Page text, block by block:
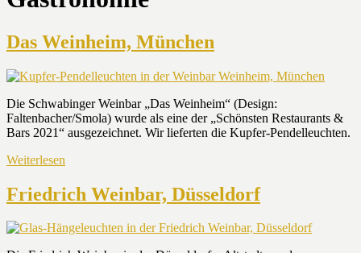
Das Weinheim, München
Die Schwabinger Weinbar „Das Weinheim“ (Design:
Faltenbacher/Smola) wurde als eine der „Schönsten Restaurants &
Bars 2021“ ausgezeichnet. Wir lieferten die Kupfer-Pendelleuchten.
Weiterlesen
Friedrich Weinbar, Düsseldorf